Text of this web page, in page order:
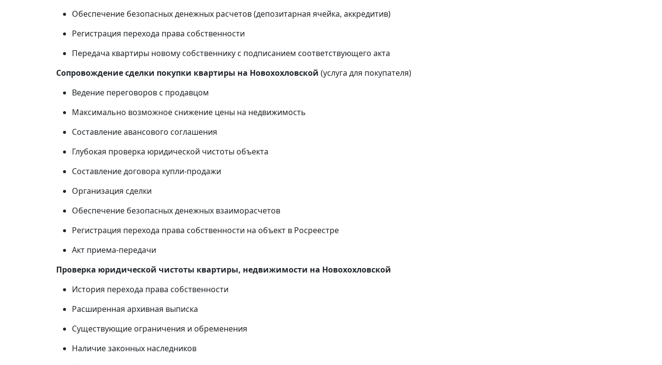
Обеспечение безопасных денежных расчетов (депозитарная ячейка, аккредитив)
Регистрация перехода права собственности
Передача квартиры новому собственнику с подписанием соответствующего акта
Сопровождение сделки покупки квартиры на Новохохловской (услуга для покупателя)
Ведение переговоров с продавцом
Максимально возможное снижение цены на недвижимость
Составление авансового соглашения
Глубокая проверка юридической чистоты объекта
Составление договора купли-продажи
Организация сделки
Обеспечение безопасных денежных взаиморасчетов
Регистрация перехода права собственности на объект в Росреестре
Акт приема-передачи
Проверка юридической чистоты квартиры, недвижимости на Новохохловской
История перехода права собственности
Расширенная архивная выписка
Существующие ограничения и обременения
Наличие законных наследников